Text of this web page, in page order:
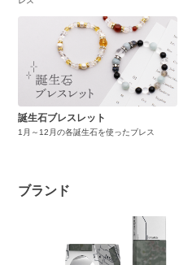
誕生石ブレスレット
1月～12月の各誕生石を使ったブレス
ブランド